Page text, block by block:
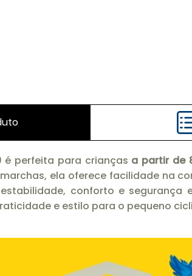
é perfeita para crianças a partir de
ela oferece facilidade na
conforto e segurança
e estilo para o pequeno